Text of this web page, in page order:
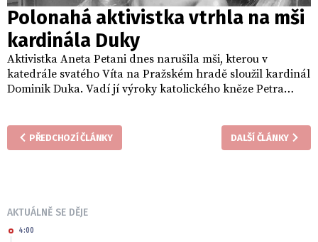
Polonahá aktivistka vtrhla na mši
kardinála Duky
Aktivistka Aneta Petani dnes narušila mši, kterou v
katedrále svatého Víta na Pražském hradě sloužil kardinál
Dominik Duka. Vadí jí výroky katolického kněze Petra
PŘEDCHOZÍ ČLÁNKY DALŠÍ ČLÁNKY
AKTUÁLNĚ SE DĚJE
4:00